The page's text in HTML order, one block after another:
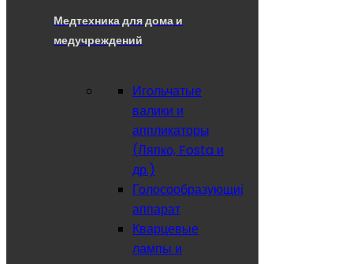
Медтехника для дома и
медучреждений
Игольчатые
валики и
аппликаторы
(Ляпко, Fosta и
др.)
Голосообразующий
аппарат
Кварцевые
лампы и
Столы переносные (складные)
Ваша корзина пуста!